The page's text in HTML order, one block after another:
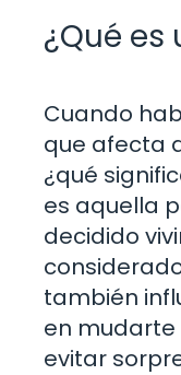
¿Qué es
Cuando
que afecta
¿qué
es aquella
decidido
también
en mudarte
evitar